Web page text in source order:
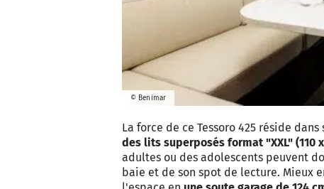
© Benimar
La force de ce Tessoro 425 réside
des lits superposés format "XXL" (110
adultes ou des adolescents peuvent
baie et de son spot de lecture. Mieux